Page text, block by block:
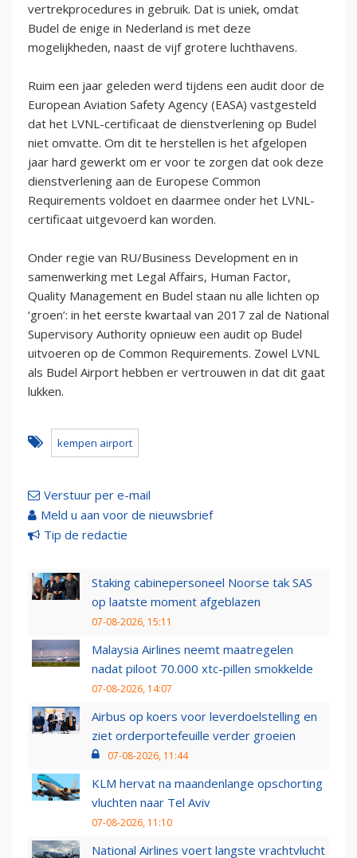
vertrekprocedures in gebruik. Dat is uniek, omdat
Budel de enige in Nederland is met deze
mogelijkheden, naast de vijf grotere luchthavens.
Ruim een jaar geleden werd tijdens een audit door de
European Aviation Safety Agency (EASA) vastgesteld
dat het LVNL-certificaat de dienstverlening op Budel
niet omvatte. Om dit te herstellen is het afgelopen
jaar hard gewerkt om er voor te zorgen dat ook deze
dienstverlening aan de Europese Common
Requirements voldoet en daarmee onder het LVNL-
certificaat uitgevoerd kan worden.
Onder regie van RU/Business Development en in
samenwerking met Legal Affairs, Human Factor,
Quality Management en Budel staan nu alle lichten op
‘groen’: in het eerste kwartaal van 2017 zal de National
Supervisory Authority opnieuw een audit op Budel
uitvoeren op de Common Requirements. Zowel LVNL
als Budel Airport hebben er vertrouwen in dat dit gaat
lukken.
kempen airport
Verstuur per e-mail
Meld u aan voor de nieuwsbrief
Tip de redactie
Staking cabinepersoneel Noorse tak SAS
op laatste moment afgeblazen
07-08-2026, 15:11
Malaysia Airlines neemt maatregelen
nadat piloot 70.000 xtc-pillen smokkelde
07-08-2026, 14:07
Airbus op koers voor leverdoelstelling en
ziet orderportefeuille verder groeien
07-08-2026, 11:44
KLM hervat na maandenlange opschorting
vluchten naar Tel Aviv
07-08-2026, 11:10
National Airlines voert langste vrachtvlucht